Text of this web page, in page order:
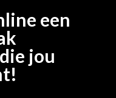
een
jou